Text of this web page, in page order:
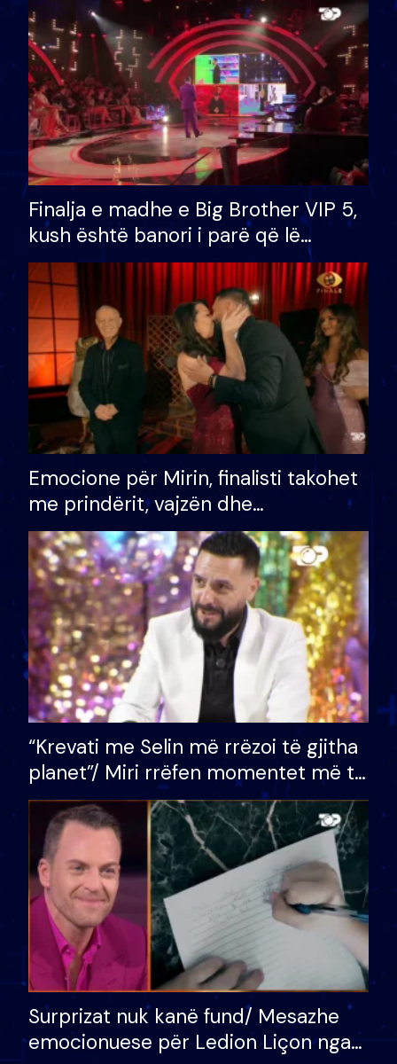
Finalja e madhe e Big Brother VIP 5,
kush është banori i parë që lë
shtëpinë dhe humb mundësinë për
të fituar çmimin e madh
Emocione për Mirin, finalisti takohet
me prindërit, vajzën dhe
bashkëshorten: S’kemi ndonjë letër
divorci apo jo?
“Krevati me Selin më rrëzoi të gjitha
planet”/ Miri rrëfen momentet më të
bukura në shtëpinë e BB VIP: Do më
mungojë zilja e mëngjesit kur…
Surprizat nuk kanë fund/ Mesazhe
emocionuese për Ledion Liçon nga